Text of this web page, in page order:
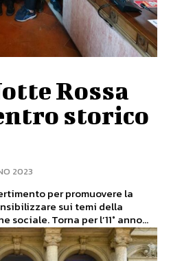
Rossa
storico
2023
sui temi della
Torna per l’11° anno...